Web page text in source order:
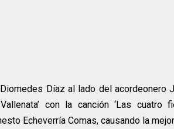
Díaz al lado del acordeonero
con la canción ‘Las cuatro
Echeverría Comas, causando la